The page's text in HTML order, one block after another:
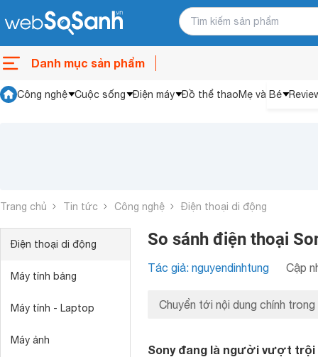
Danh mục sản phẩm
Công nghệ Cuộc sống Điện máy Đồ thể thaoMẹ và Bé
Trang chủ Tin tức Công nghệ Điện thoại di động
Điện thoại di động
Máy tính bảng
Máy tính - Laptop
Máy ảnh
So sánh điện thoại
Tác giả: nguyendinhtung Cập
Chuyển tới nội dung chính trong
Sony đang là người vượt trội